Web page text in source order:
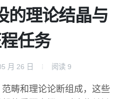
的理论结晶与
任务
月 26 日 阅读 9
畴和理论论断组成，这些